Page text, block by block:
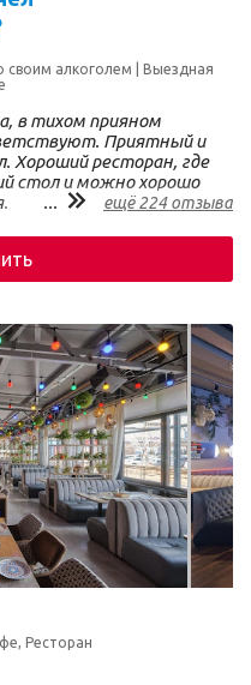
алкоголем
Выездная
в тихом прияном
Приятный и
Хороший ресторан, где
стол и можно хорошо
... ещё 224 отзыва
Ресторан